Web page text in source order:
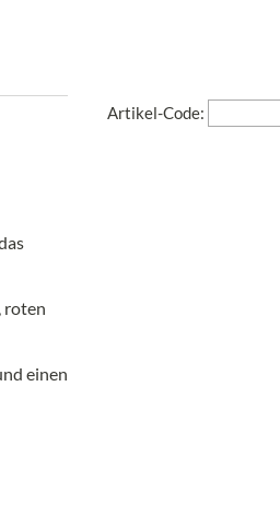
roten
einen
Artikel-Code: